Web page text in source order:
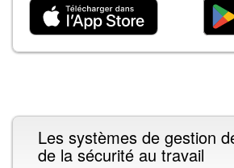
Les systèmes de gestion
de la sécurité au travail